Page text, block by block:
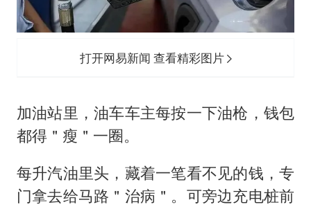
日本试射“战斧”导弹，国防部回应
胡彦斌韩磊 谁帮谁
打开网易新闻 查看精彩图片
加油站里，油车车主每按一下油枪，钱包
都得＂瘦＂一圈。
每升汽油里头，藏着一笔看不见的钱，专
门拿去给马路＂治病＂。可旁边充电桩前